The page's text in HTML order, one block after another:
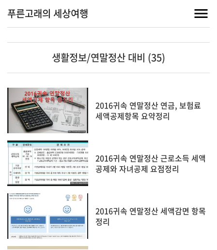
푸른고래의 세상여행
생활정보/연말정산 대비 (35)
2016귀속 연말정산 연금, 보험료
세액공제항목 요약정리
2016귀속 연말정산 근로소득 세액
공제와 자녀공제 요점정리
2016귀속 연말정산 세액감면 항목
정리